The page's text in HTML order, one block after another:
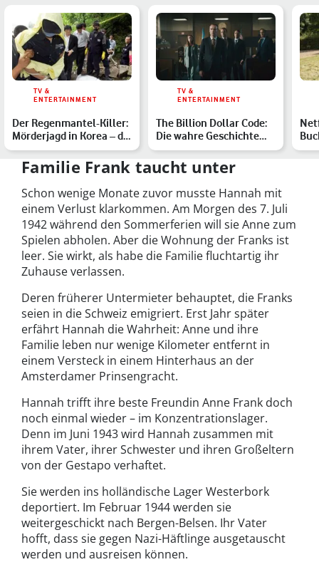
TV &
ENTERTAINMENT
Der Regenmantel-Killer:
Mörderjagd in Korea – die
wahre Geschicht…
TV &
ENTERTAINMENT
The Billion Dollar Code:
Die wahre Geschichte
der Millionenklage
Die
Familie Frank taucht unter
Schon wenige Monate zuvor musste Hannah mit
einem Verlust klarkommen. Am Morgen des 7. Juli
1942 während den Sommerferien will sie Anne zum
Spielen abholen. Aber die Wohnung der Franks ist
leer. Sie wirkt, als habe die Familie fluchtartig ihr
Zuhause verlassen.
Deren früherer Untermieter behauptet, die Franks
seien in die Schweiz emigriert. Erst Jahr später
erfährt Hannah die Wahrheit: Anne und ihre
Familie leben nur wenige Kilometer entfernt in
einem Versteck in einem Hinterhaus an der
Amsterdamer Prinsengracht.
Hannah trifft ihre beste Freundin Anne Frank doch
noch einmal wieder – im Konzentrationslager.
Denn im Juni 1943 wird Hannah zusammen mit
ihrem Vater, ihrer Schwester und ihren Großeltern
von der Gestapo verhaftet.
Sie werden ins holländische Lager Westerbork
deportiert. Im Februar 1944 werden sie
weitergeschickt nach Bergen-Belsen. Ihr Vater
hofft, dass sie gegen Nazi-Häftlinge ausgetauscht
werden und ausreisen können.